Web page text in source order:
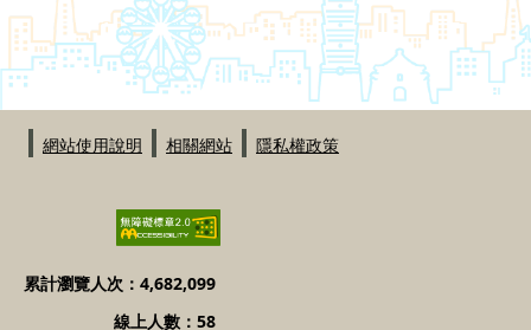
網站使用說明 相關網站 隱私權政策
線上人數：58
累計瀏覽人次：4,682,099